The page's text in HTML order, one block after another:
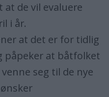
at de vil evaluere
i år.
at det er for tidlig
påpeker at båtfolket
seg til de nye